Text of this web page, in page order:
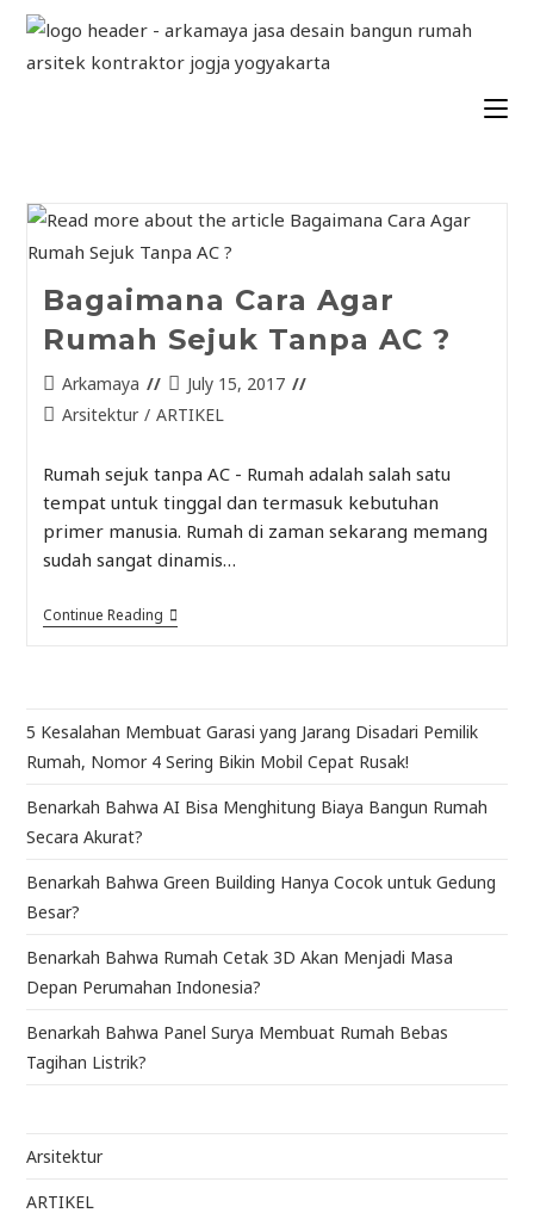
Bagaimana Cara Agar
Rumah Sejuk Tanpa AC ?
Arkamaya
July 15, 2017
Arsitektur / ARTIKEL
Rumah sejuk tanpa AC - Rumah adalah salah satu
tempat untuk tinggal dan termasuk kebutuhan
primer manusia. Rumah di zaman sekarang memang
sudah sangat dinamis…
Continue Reading
5 Kesalahan Membuat Garasi yang Jarang Disadari Pemilik
Rumah, Nomor 4 Sering Bikin Mobil Cepat Rusak!
Benarkah Bahwa AI Bisa Menghitung Biaya Bangun Rumah
Secara Akurat?
Benarkah Bahwa Green Building Hanya Cocok untuk Gedung
Besar?
Benarkah Bahwa Rumah Cetak 3D Akan Menjadi Masa
Depan Perumahan Indonesia?
Benarkah Bahwa Panel Surya Membuat Rumah Bebas
Tagihan Listrik?
Arsitektur
ARTIKEL